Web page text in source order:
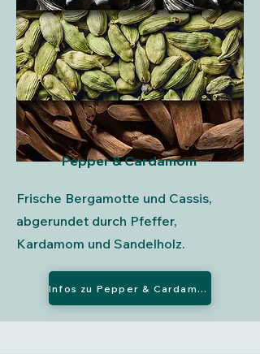
Pepper & Cardamom
Frische Bergamotte und Cassis,
abgerundet durch Pfeffer,
Kardamom und Sandelholz.
Infos zu Pepper & Cardamom